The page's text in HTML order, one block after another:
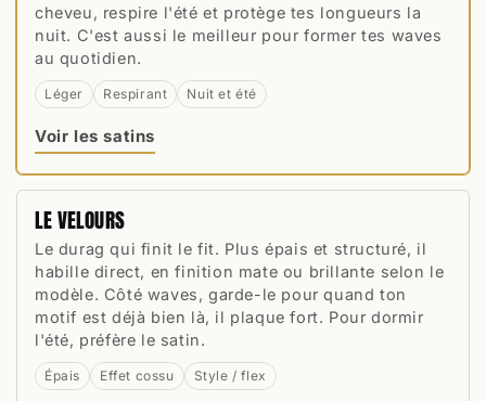
cheveu, respire l'été et protège tes longueurs la
nuit. C'est aussi le meilleur pour former tes waves
au quotidien.
Léger Respirant Nuit et été
Voir les satins
LE VELOURS
Le durag qui finit le fit. Plus épais et structuré, il
habille direct, en finition mate ou brillante selon le
modèle. Côté waves, garde-le pour quand ton
motif est déjà bien là, il plaque fort. Pour dormir
l'été, préfère le satin.
Épais Effet cossu Style / flex